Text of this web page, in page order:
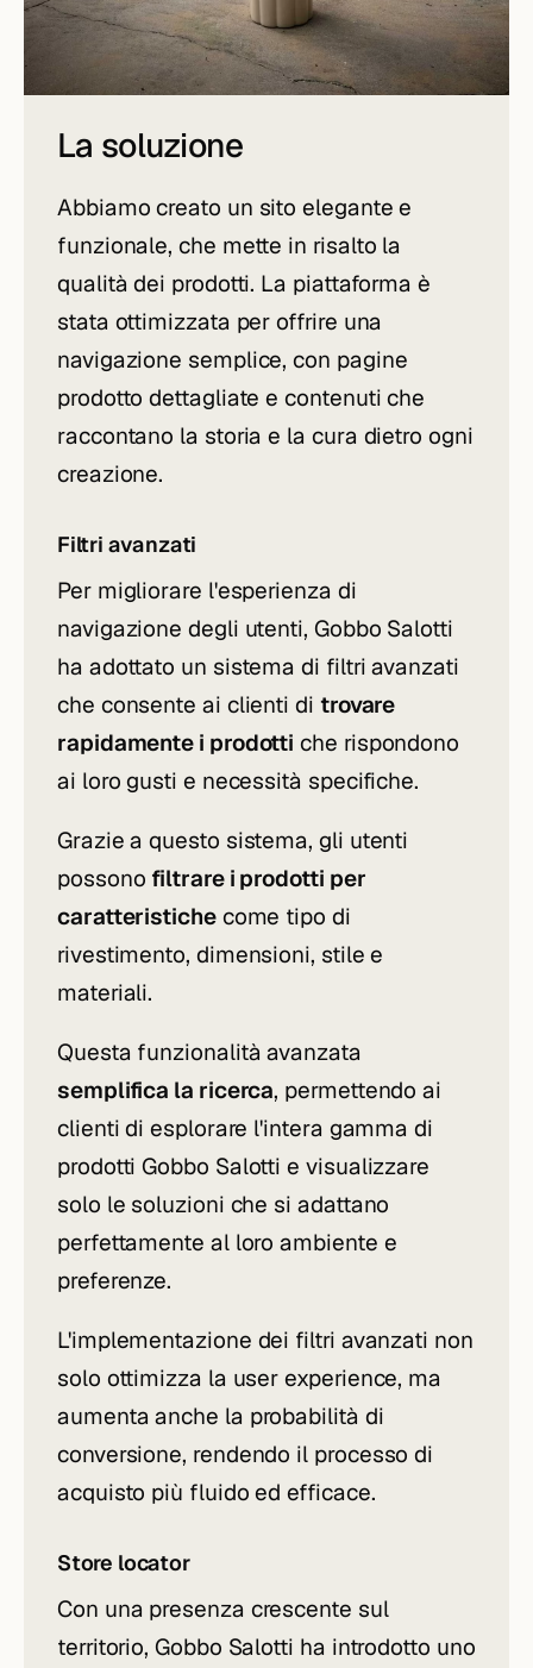
La soluzione
Abbiamo creato un sito elegante e
funzionale, che mette in risalto la
qualità dei prodotti. La piattaforma è
stata ottimizzata per offrire una
navigazione semplice, con pagine
prodotto dettagliate e contenuti che
raccontano la storia e la cura dietro ogni
creazione.
Filtri avanzati
Per migliorare l'esperienza di
navigazione degli utenti, Gobbo Salotti
ha adottato un sistema di filtri avanzati
che consente ai clienti di trovare
rapidamente i prodotti che rispondono
ai loro gusti e necessità specifiche.
Grazie a questo sistema, gli utenti
possono filtrare i prodotti per
caratteristichecome tipo di
rivestimento, dimensioni, stile e
materiali.
Questa funzionalità avanzata
semplifica la ricerca, permettendo ai
clienti di esplorare l'intera gamma di
prodotti Gobbo Salotti e visualizzare
solo le soluzioni che si adattano
perfettamente al loro ambiente e
preferenze.
L'implementazione dei filtri avanzati non
solo ottimizza la user experience, ma
aumenta anche la probabilità di
conversione, rendendo il processo di
acquisto più fluido ed efficace.
Store locator
Con una presenza crescente sul
territorio, Gobbo Salotti ha introdotto uno